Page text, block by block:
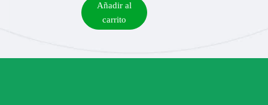
Añadir al
carrito